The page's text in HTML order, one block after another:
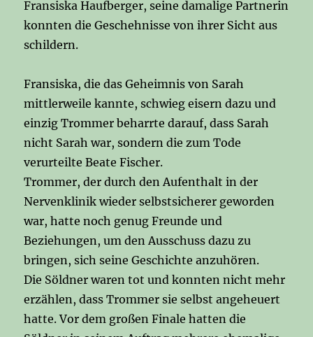
Fransiska Haufberger, seine damalige Partnerin
konnten die Geschehnisse von ihrer Sicht aus
schildern.
Fransiska, die das Geheimnis von Sarah
mittlerweile kannte, schwieg eisern dazu und
einzig Trommer beharrte darauf, dass Sarah
nicht Sarah war, sondern die zum Tode
verurteilte Beate Fischer.
Trommer, der durch den Aufenthalt in der
Nervenklinik wieder selbstsicherer geworden
war, hatte noch genug Freunde und
Beziehungen, um den Ausschuss dazu zu
bringen, sich seine Geschichte anzuhören.
Die Söldner waren tot und konnten nicht mehr
erzählen, dass Trommer sie selbst angeheuert
hatte. Vor dem großen Finale hatten die